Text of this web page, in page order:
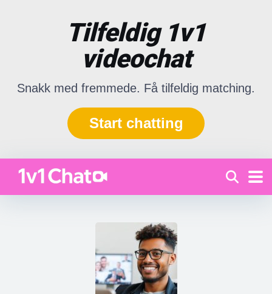
Tilfeldig 1v1
videochat
Snakk med fremmede. Få tilfeldig matching.
Start chatting